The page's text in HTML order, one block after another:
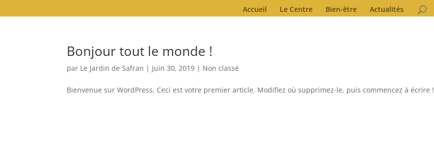
Accueil Le Centre Bien-être Actualités
Bonjour tout le monde !
par Le Jardin de Safran | Juin 30, 2019 | Non classé
Bienvenue sur WordPress. Ceci est votre premier article. Modifiez où supprimez-le, puis commencez à écrire !